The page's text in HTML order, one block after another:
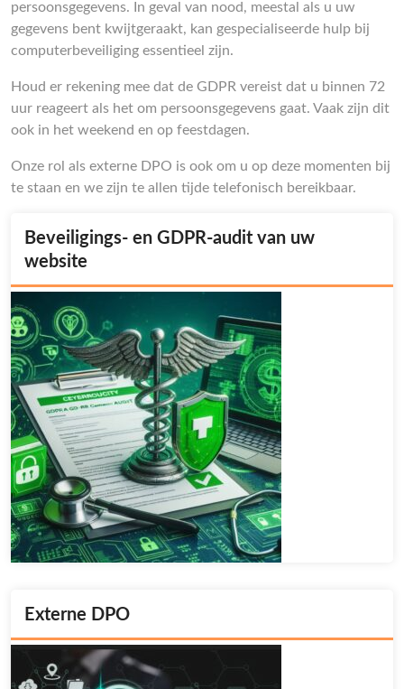
persoonsgegevens. In geval van nood, meestal als u uw
gegevens bent kwijtgeraakt, kan gespecialiseerde hulp bij
computerbeveiliging essentieel zijn.
Houd er rekening mee dat de GDPR vereist dat u binnen 72
uur reageert als het om persoonsgegevens gaat. Vaak zijn dit
ook in het weekend en op feestdagen.
Onze rol als externe DPO is ook om u op deze momenten bij
te staan en we zijn te allen tijde telefonisch bereikbaar.
Beveiligings- en GDPR-audit van uw
website
Externe DPO